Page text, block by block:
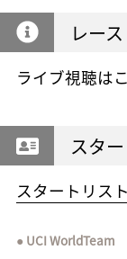
レー
ライブ視聴は
スタ
スタートリス
UCI WorldTeam